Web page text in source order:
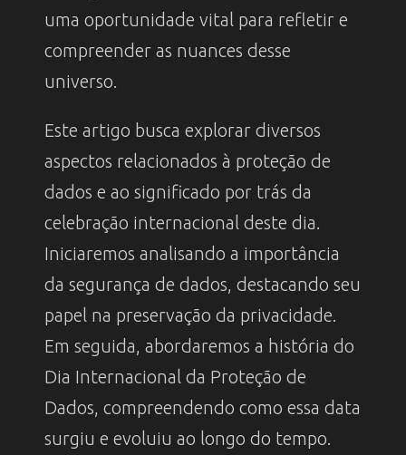
uma oportunidade vital para refletir e
compreender as nuances desse
universo.
Este artigo busca explorar diversos
aspectos relacionados à proteção de
dados e ao significado por trás da
celebração internacional deste dia.
Iniciaremos analisando a importância
da segurança de dados, destacando seu
papel na preservação da privacidade.
Em seguida, abordaremos a história do
Dia Internacional da Proteção de
Dados, compreendendo como essa data
surgiu e evoluiu ao longo do tempo.